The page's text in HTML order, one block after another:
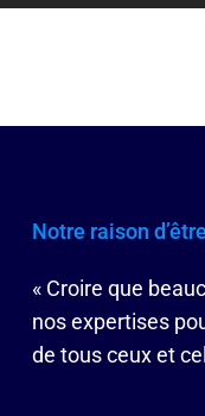
Notre raison d’être
« Croire que
nos expertises
de tous ceux et